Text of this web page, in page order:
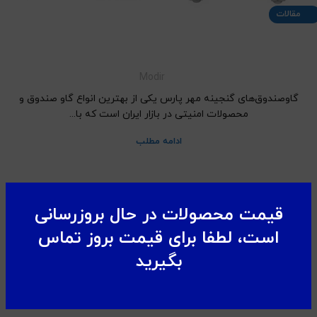
قیمت محصولات در حال بروزرسانی
است، لطفا برای قیمت بروز تماس
بگیرید
مقالات
گاوصندوق‌های گنجینه مهر پارس یکی از بهترین انواع گاو صندوق و
محصولات امنیتی در بازار ایران است که با...
ادامه مطلب